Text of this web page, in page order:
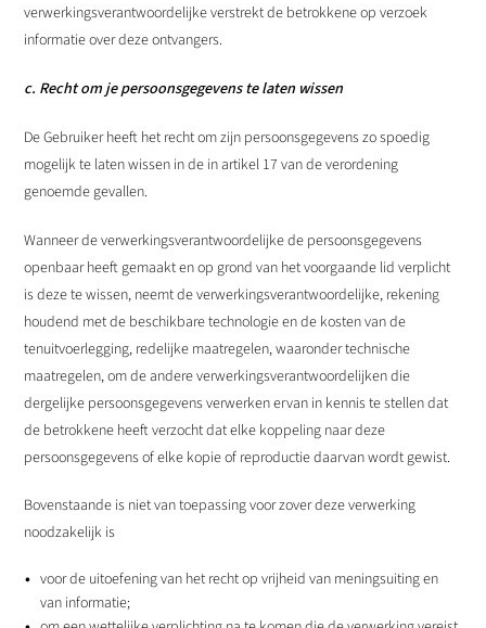
verwerkingsverantwoordelijke verstrekt de betrokkene op verzoek
informatie over deze ontvangers.
c. Recht om je persoonsgegevens te laten wissen
De Gebruiker heeft het recht om zijn persoonsgegevens zo spoedig
mogelijk te laten wissen in de in artikel 17 van de verordening
genoemde gevallen.
Wanneer de verwerkingsverantwoordelijke de persoonsgegevens
openbaar heeft gemaakt en op grond van het voorgaande lid verplicht
is deze te wissen, neemt de verwerkingsverantwoordelijke, rekening
houdend met de beschikbare technologie en de kosten van de
tenuitvoerlegging, redelijke maatregelen, waaronder technische
maatregelen, om de andere verwerkingsverantwoordelijken die
dergelijke persoonsgegevens verwerken ervan in kennis te stellen dat
de betrokkene heeft verzocht dat elke koppeling naar deze
persoonsgegevens of elke kopie of reproductie daarvan wordt gewist.
Bovenstaande is niet van toepassing voor zover deze verwerking
noodzakelijk is
voor de uitoefening van het recht op vrijheid van meningsuiting en
van informatie;